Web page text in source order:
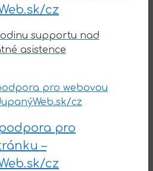
cz
supportu nad
asistence
pro
–
cz